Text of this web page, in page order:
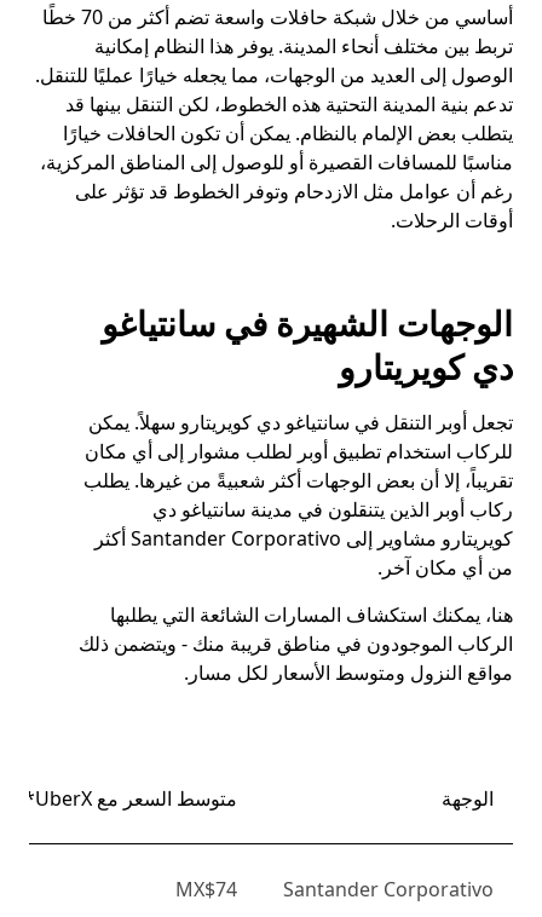
أساسي من خلال شبكة حافلات واسعة تضم أكثر من 70 خطًا
تربط بين مختلف أنحاء المدينة. يوفر هذا النظام إمكانية
الوصول إلى العديد من الوجهات، مما يجعله خيارًا عمليًا للتنقل.
تدعم بنية المدينة التحتية هذه الخطوط، لكن التنقل بينها قد
يتطلب بعض الإلمام بالنظام. يمكن أن تكون الحافلات خيارًا
مناسبًا للمسافات القصيرة أو للوصول إلى المناطق المركزية،
رغم أن عوامل مثل الازدحام وتوفر الخطوط قد تؤثر على
أوقات الرحلات.
الوجهات الشهيرة في سانتياغو
دي كويريتارو
تجعل أوبر التنقل في سانتياغو دي كويريتارو سهلاً. يمكن
للركاب استخدام تطبيق أوبر لطلب مشوار إلى أي مكان
تقريباً، إلا أن بعض الوجهات أكثر شعبيةً من غيرها. يطلب
ركاب أوبر الذين يتنقلون في مدينة سانتياغو دي
كويريتارو مشاوير إلى Santander Corporativo أكثر
من أي مكان آخر.
هنا، يمكنك استكشاف المسارات الشائعة التي يطلبها
الركاب الموجودون في مناطق قريبة منك - ويتضمن ذلك
مواقع النزول ومتوسط الأسعار لكل مسار.
الوجهة متوسط السعر مع UberX*
Santander Corporativo
MX$74